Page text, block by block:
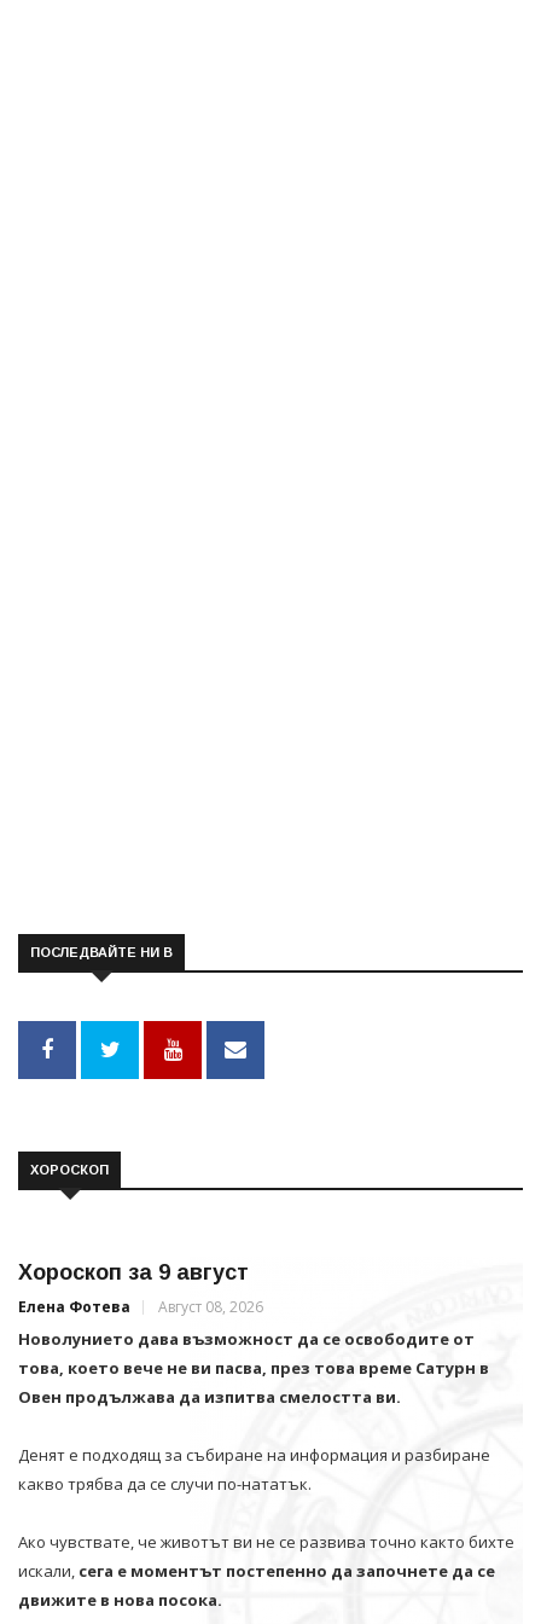
ПОСЛЕДВАЙТЕ НИ В
ХОРОСКОП
Хороскоп за 9 август
Елена Фотева Август 08, 2026
Новолунието дава възможност да се освободите от
това, което вече не ви пасва, през това време Сатурн в
Овен продължава да изпитва смелостта ви.
Денят е подходящ за събиране на информация и разбиране
какво трябва да се случи по-нататък.
Ако чувствате, че животът ви не се развива точно както бихте
искали, сега е моментът постепенно да започнете да се
движите в нова посока.